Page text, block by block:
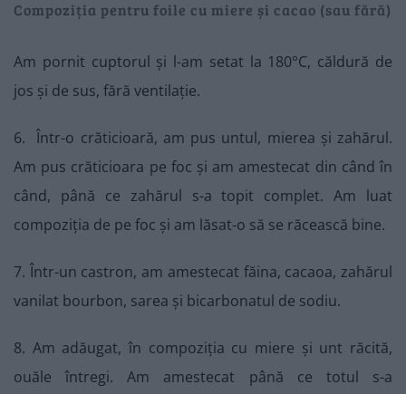
Compoziția pentru foile cu miere și cacao (sau fără)
Am pornit cuptorul și l-am setat la 180°C, căldură de
jos și de sus, fără ventilație.
6. Într-o crăticioară, am pus untul, mierea și zahărul.
Am pus crăticioara pe foc și am amestecat din când în
când, până ce zahărul s-a topit complet. Am luat
compoziția de pe foc și am lăsat-o să se răcească bine.
7. Într-un castron, am amestecat făina, cacaoa, zahărul
vanilat bourbon, sarea și bicarbonatul de sodiu.
8. Am adăugat, în compoziția cu miere și unt răcită,
ouăle întregi. Am amestecat până ce totul s-a